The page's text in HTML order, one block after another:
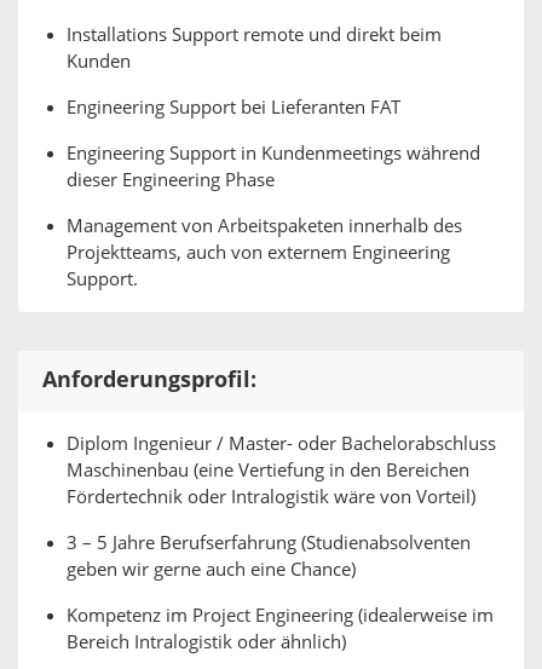
Installations Support remote und direkt beim
Kunden
Engineering Support bei Lieferanten FAT
Engineering Support in Kundenmeetings während
dieser Engineering Phase
Management von Arbeitspaketen innerhalb des
Projektteams, auch von externem Engineering
Support.
Anforderungsprofil:
Diplom Ingenieur / Master- oder Bachelorabschluss
Maschinenbau (eine Vertiefung in den Bereichen
Fördertechnik oder Intralogistik wäre von Vorteil)
3 – 5 Jahre Berufserfahrung (Studienabsolventen
geben wir gerne auch eine Chance)
Kompetenz im Project Engineering (idealerweise im
Bereich Intralogistik oder ähnlich)